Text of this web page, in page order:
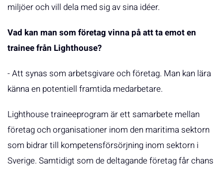
miljöer och vill dela med sig av sina idéer.
Vad kan man som företag vinna på att ta emot en
trainee från Lighthouse?
- Att synas som arbetsgivare och företag. Man kan lära
känna en potentiell framtida medarbetare.
Lighthouse traineeprogram är ett samarbete mellan
företag och organisationer inom den maritima sektorn
som bidrar till kompetensförsörjning inom sektorn i
Sverige. Samtidigt som de deltagande företag får chans